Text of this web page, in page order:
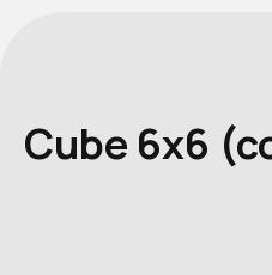
Cube 6x6